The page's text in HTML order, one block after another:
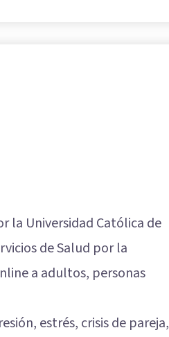
la Universidad Católica de
de Salud por la
a adultos, personas
estrés, crisis de pareja,